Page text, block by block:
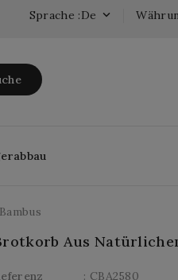
Sprache :de 
Aus
: CBA2580